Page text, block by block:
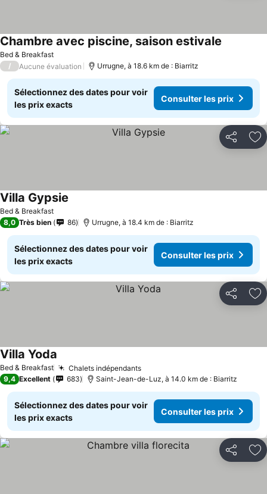
Bed & Breakfast
Chambre avec piscine, saison estivale
/ Aucune évaluation Urrugne, à 18.6 km de : Biarritz
Sélectionnez des dates pour voir
les prix exacts
Consulter les prix
Partager
Bed & Breakfast
Villa Gypsie
8,0 Très bien 86 Urrugne, à 18.4 km de : Biarritz
Sélectionnez des dates pour voir
les prix exacts
Consulter les prix
Partager
Bed & Breakfast Chalets indépendants
Villa Yoda
9,4 Excellent 683 Saint-Jean-de-Luz, à 14.0 km de : Biarritz
Sélectionnez des dates pour voir
les prix exacts
Consulter les prix
Partager